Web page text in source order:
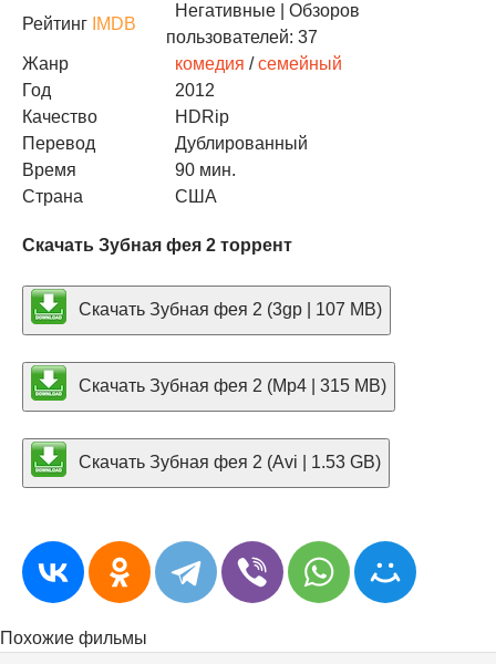
Рейтинг IMDB
Негативные | Обзоров
пользователей: 37
Жанр
комедия /семейный
Год
2012
Качество
HDRip
Перевод
Дублированный
Время
90 мин.
Страна
США
Скачать Зубная фея 2 торрент
Скачать Зубная фея 2 (3gp | 107 MB)
Скачать Зубная фея 2 (Mp4 | 315 MB)
Скачать Зубная фея 2 (Avi | 1.53 GB)
Похожие фильмы